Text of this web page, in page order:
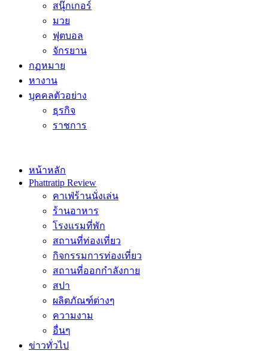
สนุ๊กเกอร์
มวย
ฟุตบอล
จักรยาน
กฏหมาย
หางาน
บุคคลตัวอย่าง
ธุรกิจ
ราชการ
หน้าหลัก
Phattratip Review
คาเฟ่ร้านนั่งเล่น
ร้านอาหาร
โรงแรมที่พัก
สถานที่ท่องเที่ยว
กิจกรรมการท่องเที่ยว
สถานที่ออกกำลังกาย
สปา
ผลิตภัณฑ์ต่างๆ
ความงาม
อื่นๆ
ข่าวทั่วไป